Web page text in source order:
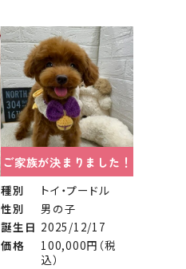
ご家族が決まりました！
種別
トイ・プードル
性別
男の子
誕生日 2025/12/17
価格
100,000円（税
込）